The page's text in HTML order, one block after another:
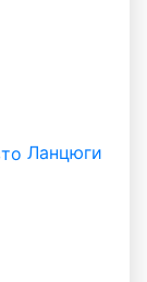
Ланцюги